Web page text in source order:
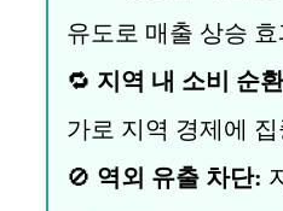
유도로 매출 상승
🔁 지역 내 소비 순
가로 지역 경제에 집
🚫 역외 유출 차단: